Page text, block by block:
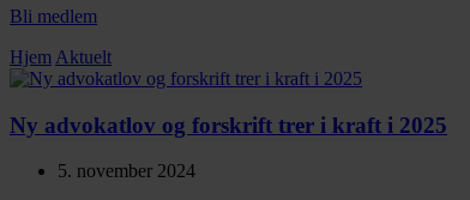
Bli medlem
Hjem Aktuelt
Ny advokatlov og forskrift trer i kraft i 2025
5. november 2024